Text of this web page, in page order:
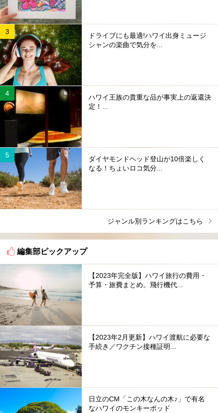
ドライブにも最適!ハワイ出身ミュージ
シャンの楽曲で気分を...
ハワイ王族の貴重な品が事実上の返還決
定！...
ダイヤモンドヘッド登山が10倍楽しく
なる！ちょいロコ気分...
ジャンル別ランキングはこちら
編集部ピックアップ
【2023年完全版】ハワイ旅行の費用・
予算・旅費まとめ。飛行機代...
【2023年2月更新】ハワイ渡航に必要な
手続き／ワクチン接種証明...
日立のCM「この木なんの木♪」で有名
なハワイのモンキーポッド